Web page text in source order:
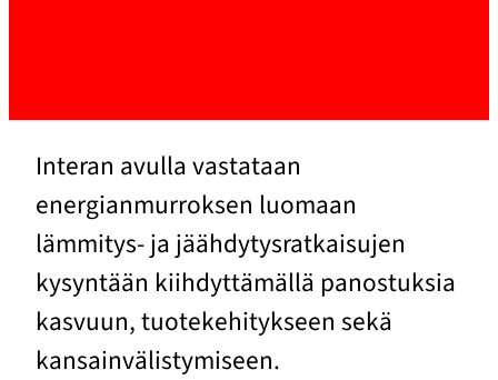
Interan avulla vastataan
energianmurroksen luomaan
lämmitys- ja jäähdytysratkaisujen
kysyntään kiihdyttämällä panostuksia
kasvuun, tuotekehitykseen sekä
kansainvälistymiseen.